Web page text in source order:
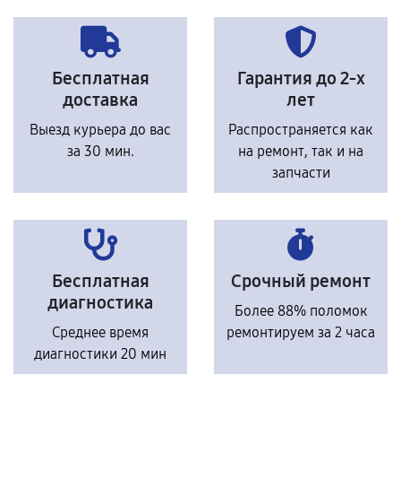
Бесплатная
доставка
Выезд курьера до вас
за 30 мин.
Гарантия до 2-х
лет
Распространяется как
на ремонт, так и на
запчасти
Бесплатная
диагностика
Среднее время
диагностики 20 мин
Срочный ремонт
Более 88% поломок
ремонтируем за 2 часа